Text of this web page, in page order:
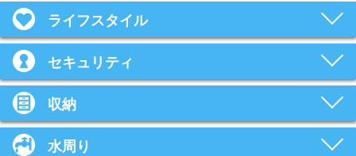
ライフスタイル
セキュリティ
収納
水周り